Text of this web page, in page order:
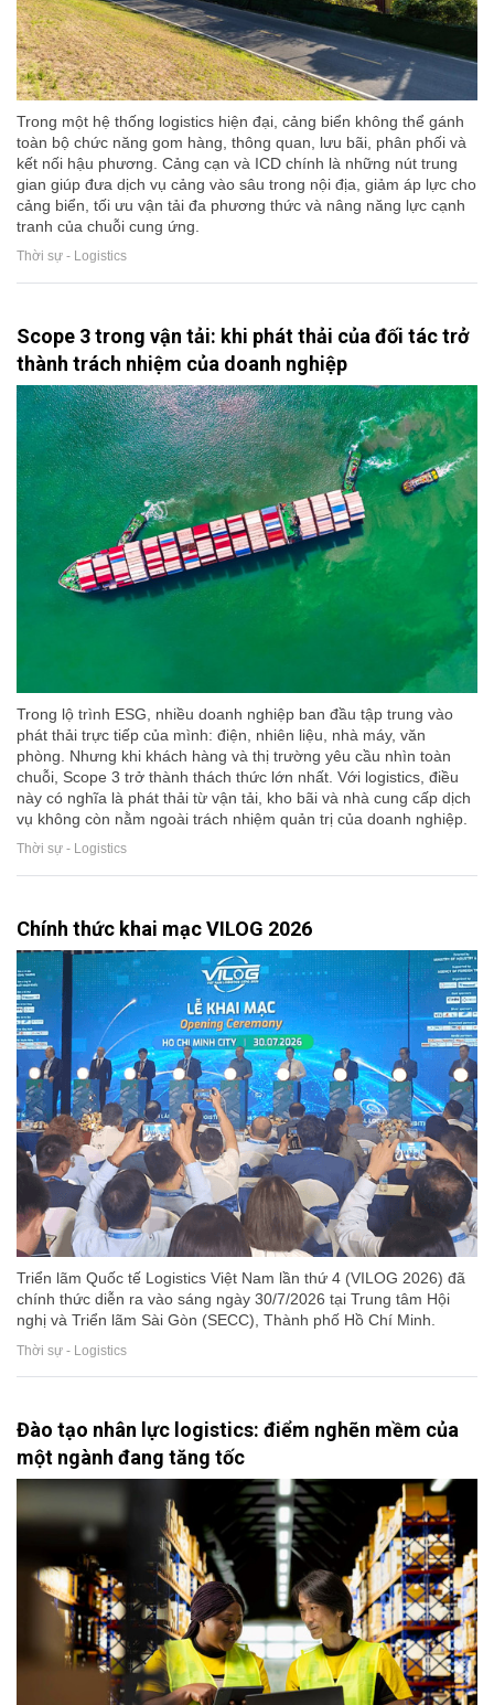
Trong một hệ thống logistics hiện đại, cảng biển không thể gánh
toàn bộ chức năng gom hàng, thông quan, lưu bãi, phân phối và
kết nối hậu phương. Cảng cạn và ICD chính là những nút trung
gian giúp đưa dịch vụ cảng vào sâu trong nội địa, giảm áp lực cho
cảng biển, tối ưu vận tải đa phương thức và nâng năng lực cạnh
tranh của chuỗi cung ứng.
Thời sự - Logistics
Scope 3 trong vận tải: khi phát thải của đối tác trở
thành trách nhiệm của doanh nghiệp
Trong lộ trình ESG, nhiều doanh nghiệp ban đầu tập trung vào
phát thải trực tiếp của mình: điện, nhiên liệu, nhà máy, văn
phòng. Nhưng khi khách hàng và thị trường yêu cầu nhìn toàn
chuỗi, Scope 3 trở thành thách thức lớn nhất. Với logistics, điều
này có nghĩa là phát thải từ vận tải, kho bãi và nhà cung cấp dịch
vụ không còn nằm ngoài trách nhiệm quản trị của doanh nghiệp.
Thời sự - Logistics
Chính thức khai mạc VILOG 2026
Triển lãm Quốc tế Logistics Việt Nam lần thứ 4 (VILOG 2026) đã
chính thức diễn ra vào sáng ngày 30/7/2026 tại Trung tâm Hội
nghị và Triển lãm Sài Gòn (SECC), Thành phố Hồ Chí Minh.
Thời sự - Logistics
Đào tạo nhân lực logistics: điểm nghẽn mềm của
một ngành đang tăng tốc